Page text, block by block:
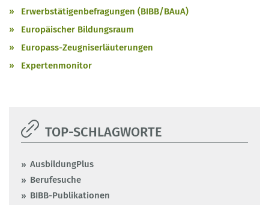
Erwerbstätigenbefragungen (BIBB/BAuA)
Europäischer Bildungsraum
Europass-Zeugniserläuterungen
Expertenmonitor
TOP-SCHLAGWORTE
AusbildungPlus
Berufesuche
BIBB-Publikationen